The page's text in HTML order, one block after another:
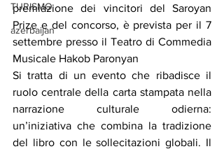
TURISMO
azerbaijan
premiazione dei vincitori del Saroyan
Prize e del concorso, è prevista per il 7
settembre presso il Teatro di Commedia
Musicale Hakob Paronyan
Si tratta di un evento che ribadisce il
ruolo centrale della carta stampata nella
narrazione culturale odierna:
un’iniziativa che combina la tradizione
del libro con le sollecitazioni globali. Il